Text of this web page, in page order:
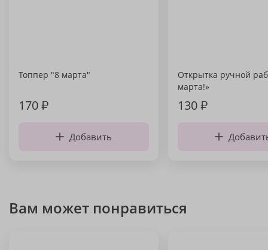
Топпер "8 марта"
170₽
Добавить
Открытка ручной
марта!»
130₽
Вам может понравиться